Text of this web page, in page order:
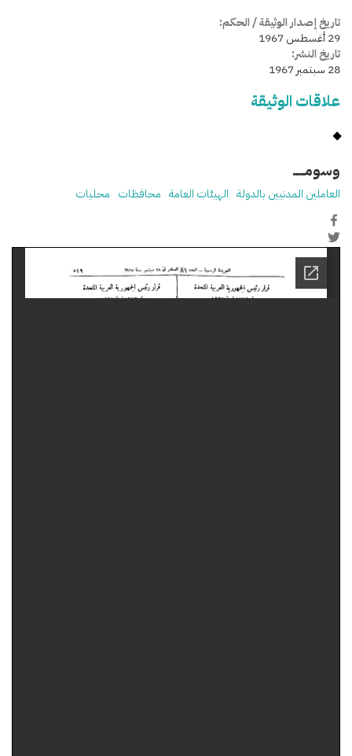
تاريخ إصدار الوثيقة / الحكم:
29 أغسطس 1967
تاريخ النشر:
28 سبتمبر 1967
علاقات الوثيقة
وسومـــــ
العاملين المدنيين بالدولة الهيئات العامة محافظات محليات